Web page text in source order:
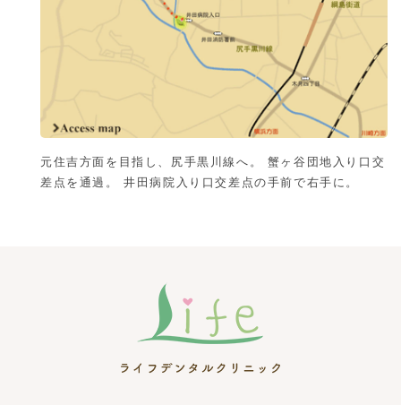
元住吉方面を目指し、尻手黒川線へ。 蟹ヶ谷団地入り口交
差点を通過。 井田病院入り口交差点の手前で右手に。